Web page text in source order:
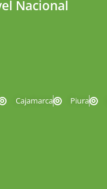
Nacional
Cajamarca Piura